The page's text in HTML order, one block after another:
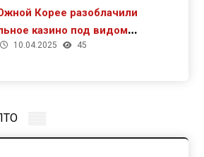
Корее разоблачили
казино под видом
криптомайнинга
10.04.2025 45